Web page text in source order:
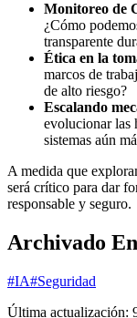
Monitoreo de
¿Cómo
transparente
Ética en la
marcos de
de alto riesgo?
Escalando
evolucionar las
sistemas aún
A medida que
será crítico para dar
responsable y seguro.
Archivado En
#IA#Seguridad
Última actualización: